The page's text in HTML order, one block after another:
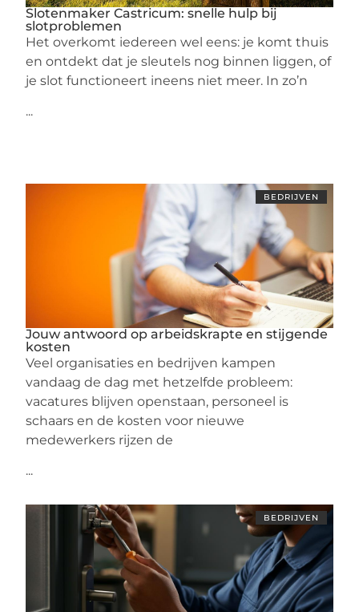
Slotenmaker Castricum: snelle hulp bij
slotproblemen
Het overkomt iedereen wel eens: je komt thuis
en ontdekt dat je sleutels nog binnen liggen, of
je slot functioneert ineens niet meer. In zo’n
...
BEDRIJVEN
Jouw antwoord op arbeidskrapte en stijgende
kosten
Veel organisaties en bedrijven kampen
vandaag de dag met hetzelfde probleem:
vacatures blijven openstaan, personeel is
schaars en de kosten voor nieuwe
medewerkers rijzen de
...
BEDRIJVEN